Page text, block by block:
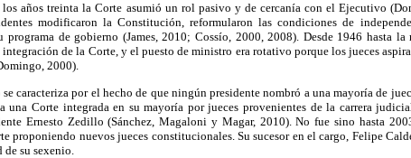
años treinta la Corte asumió un rol pasivo y de cercanía con el Ejecutivo
modificaron la Constitución, reformularon las condiciones de
programa de gobierno (James, 2010; Cossío, 2000, 2008). Desde 1946 hasta
de la Corte, y el puesto de ministro era rotativo porque los jueces
2000).
caracteriza por el hecho de que ningún presidente nombró a una mayoría de
una Corte integrada en su mayoría por jueces provenientes de la carrera
Ernesto Zedillo (Sánchez, Magaloni y Magar, 2010). No fue sino hasta
proponiendo nuevos jueces constitucionales. Su sucesor en el cargo, Felipe
su sexenio.